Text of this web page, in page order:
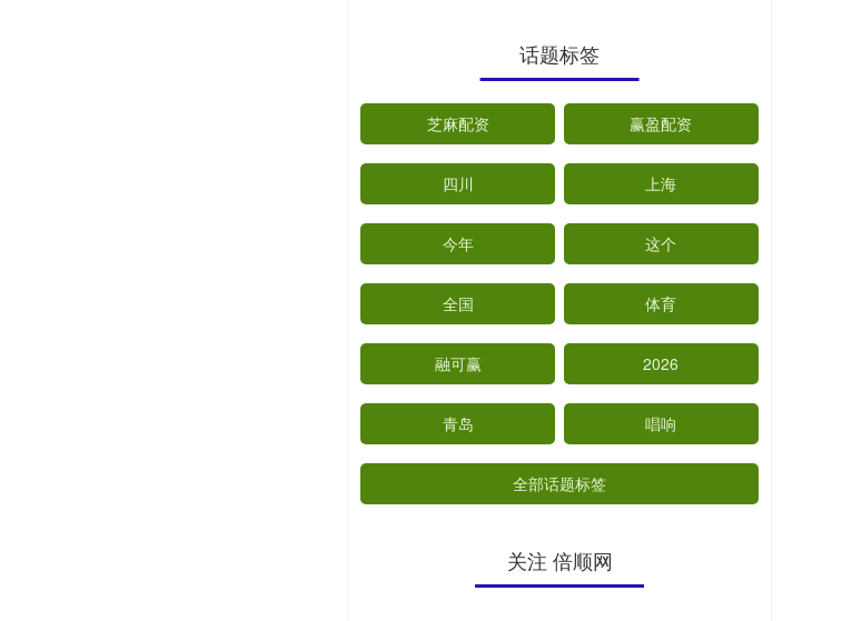
话题标签
芝麻配资 赢盈配资
四川 上海
今年 这个
全国 体育
融可赢 2026
青岛 唱响
全部话题标签
关注 倍顺网